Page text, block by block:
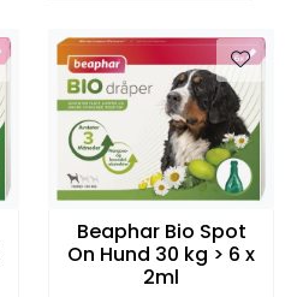
Beaphar Bio Spot
On Hund 30 kg > 6 x
2ml